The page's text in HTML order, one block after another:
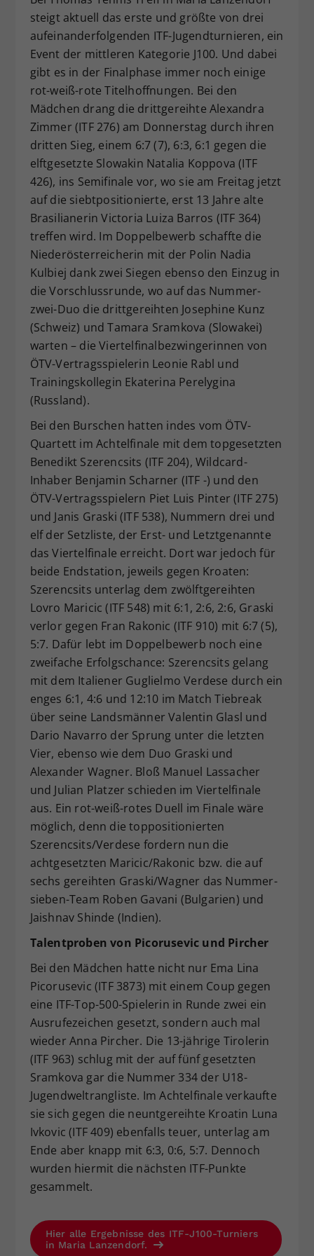
steigt aktuell das erste und größte von drei
aufeinanderfolgenden ITF-Jugendturnieren, ein
Event der mittleren Kategorie J100. Und dabei
gibt es in der Finalphase immer noch einige
rot-weiß-rote Titelhoffnungen. Bei den
Mädchen drang die drittgereihte Alexandra
Zimmer (ITF 276) am Donnerstag durch ihren
dritten Sieg, einem 6:7 (7), 6:3, 6:1 gegen die
elftgesetzte Slowakin Natalia Koppova (ITF
426), ins Semifinale vor, wo sie am Freitag jetzt
auf die siebtpositionierte, erst 13 Jahre alte
Brasilianerin Victoria Luiza Barros (ITF 364)
treffen wird. Im Doppelbewerb schaffte die
Niederösterreicherin mit der Polin Nadia
Kulbiej dank zwei Siegen ebenso den Einzug in
die Vorschlussrunde, wo auf das Nummer-
zwei-Duo die drittgereihten Josephine Kunz
(Schweiz) und Tamara Sramkova (Slowakei)
warten – die Viertelfinalbezwingerinnen von
ÖTV-Vertragsspielerin Leonie Rabl und
Trainingskollegin Ekaterina Perelygina
(Russland).
Bei den Burschen hatten indes vom ÖTV-
Quartett im Achtelfinale mit dem topgesetzten
Benedikt Szerencsits (ITF 204), Wildcard-
Inhaber Benjamin Scharner (ITF -) und den
ÖTV-Vertragsspielern Piet Luis Pinter (ITF 275)
und Janis Graski (ITF 538), Nummern drei und
elf der Setzliste, der Erst- und Letztgenannte
das Viertelfinale erreicht. Dort war jedoch für
beide Endstation, jeweils gegen Kroaten:
Szerencsits unterlag dem zwölftgereihten
Lovro Maricic (ITF 548) mit 6:1, 2:6, 2:6, Graski
verlor gegen Fran Rakonic (ITF 910) mit 6:7 (5),
5:7. Dafür lebt im Doppelbewerb noch eine
zweifache Erfolgschance: Szerencsits gelang
mit dem Italiener Guglielmo Verdese durch ein
enges 6:1, 4:6 und 12:10 im Match Tiebreak
über seine Landsmänner Valentin Glasl und
Dario Navarro der Sprung unter die letzten
Vier, ebenso wie dem Duo Graski und
Alexander Wagner. Bloß Manuel Lassacher
und Julian Platzer schieden im Viertelfinale
aus. Ein rot-weiß-rotes Duell im Finale wäre
möglich, denn die toppositionierten
Szerencsits/Verdese fordern nun die
achtgesetzten Maricic/Rakonic bzw. die auf
sechs gereihten Graski/Wagner das Nummer-
sieben-Team Roben Gavani (Bulgarien) und
Jaishnav Shinde (Indien).
Talentproben von Picorusevic und Pircher
Bei den Mädchen hatte nicht nur Ema Lina
Picorusevic (ITF 3873) mit einem Coup gegen
eine ITF-Top-500-Spielerin in Runde zwei ein
Ausrufezeichen gesetzt, sondern auch mal
wieder Anna Pircher. Die 13-jährige Tirolerin
(ITF 963) schlug mit der auf fünf gesetzten
Sramkova gar die Nummer 334 der U18-
Jugendweltrangliste. Im Achtelfinale verkaufte
sie sich gegen die neuntgereihte Kroatin Luna
Ivkovic (ITF 409) ebenfalls teuer, unterlag am
Ende aber knapp mit 6:3, 0:6, 5:7. Dennoch
wurden hiermit die nächsten ITF-Punkte
gesammelt.
Hier alle Ergebnisse des ITF-J100-Turniers
in Maria Lanzendorf.
Dieser Wert speichert Ihre Consent-
Einstellungen. Unter anderem eine
zufällig generierte ID, für die
historische Speicherung Ihrer
vorgenommen Einstellungen, falls der
Webseiten-Betreiber dies eingestellt
hat.